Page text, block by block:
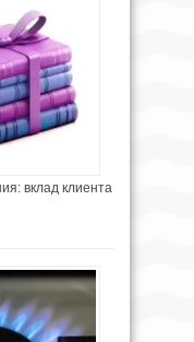
вклад клиента